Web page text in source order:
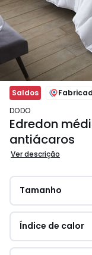
Saldos
DODO
Edredon
antiácaros
Ver descrição
Tamanho
Índice de calor